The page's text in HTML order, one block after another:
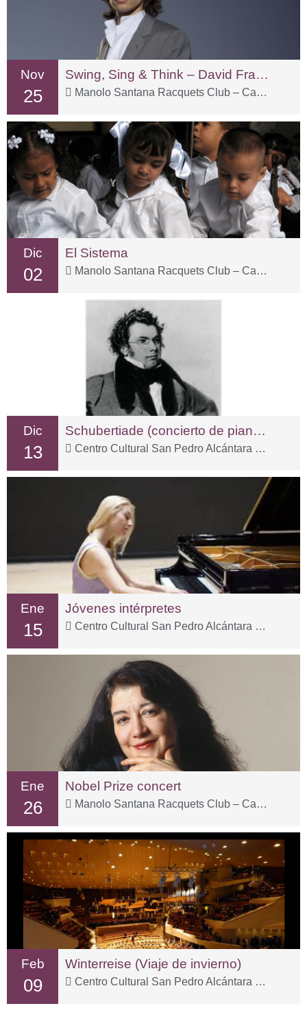
Nov
25
Swing, Sing & Think – David Fray & Bach
Manolo Santana Racquets Club – Carr. Istán, km 2
Dic
02
El Sistema
Manolo Santana Racquets Club – Carr. Istán, km 2
Dic
13
Schubertiade (concierto de piano a cuatro manos)
Centro Cultural San Pedro Alcántara – C. Sp Tolox, 3
Ene
15
Jóvenes intérpretes
Centro Cultural San Pedro Alcántara – C. Sp Tolox, 3
Ene
26
Nobel Prize concert
Manolo Santana Racquets Club – Carr. Istán, km 2
Feb
09
Winterreise (Viaje de invierno)
Centro Cultural San Pedro Alcántara – C. Sp Tolox, 3